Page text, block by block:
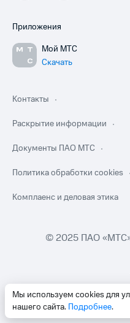
Мы используем cookies для
нашего сайта. Подробнее.
Приложения
Мой МТС
Скачать
Контакты
Раскрытие информации
Документы ПАО МТС
Политика обработки cookies
Комплаенс и деловая этика
© 2025 ПАО